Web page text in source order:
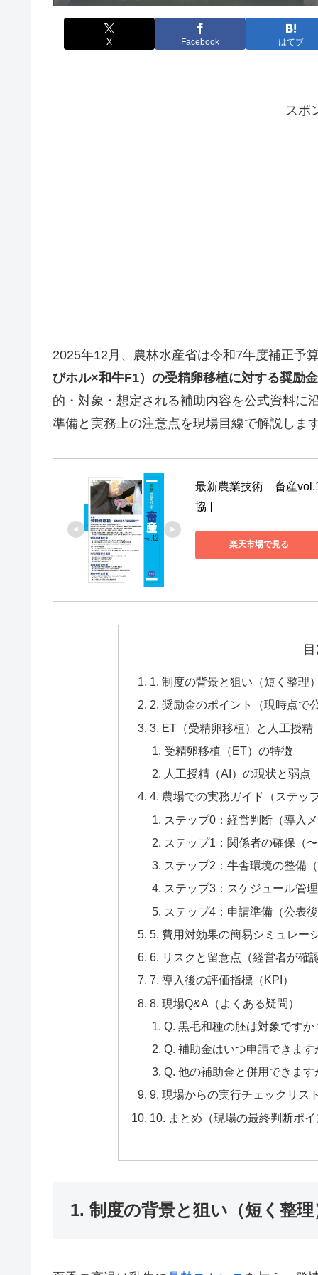
X Facebook はてブ
スポ
2025年12月、農林水産省は令和7年度補正予
びホル×和牛F1）の受精卵移植に対する奨励
的・対象・想定される補助内容を公式資料に
準備と実務上の注意点を現場目線で解説しま
最新農業技術　畜産
協 ]
楽天市場で見る
1. 制度の背景と狙い（短く整理
2. 奨励金のポイント（現時点で
3. ET（受精卵移植）と人工授
受精卵移植（ET）の特徴
人工授精（AI）の現状と弱点
4. 農場での実務ガイド（ステッ
ステップ0：経営判断（導入
ステップ1：関係者の確保（
ステップ2：牛舎環境の整備
ステップ3：スケジュール管
ステップ4：申請準備（公表
5. 費用対効果の簡易シミュレー
6. リスクと留意点（経営者が確
7. 導入後の評価指標（KPI）
8. 現場Q&A（よくある疑問）
Q. 黒毛和種の胚は対象ですか
Q. 補助金はいつ申請できます
Q. 他の補助金と併用できます
9. 現場からの実行チェックリス
10. まとめ（現場の最終判断ポ
1. 制度の背景と狙い（短く整理